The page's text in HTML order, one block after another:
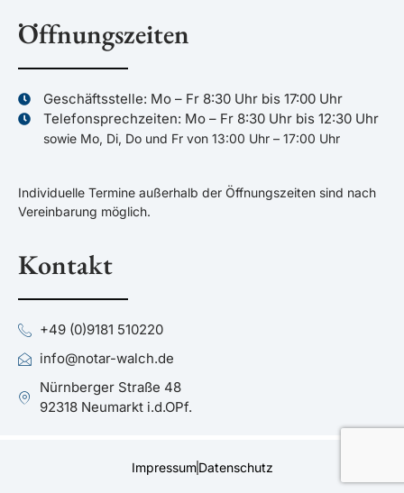
Öffnungszeiten
Geschäftsstelle: Mo – Fr 8:30 Uhr bis 17:00 Uhr
Telefonsprechzeiten: Mo – Fr 8:30 Uhr bis 12:30 Uhr
sowie Mo, Di, Do und Fr von 13:00 Uhr – 17:00 Uhr
Individuelle Termine außerhalb der Öffnungszeiten sind nach
Vereinbarung möglich.
Kontakt
+49 (0)9181 510220
info@notar-walch.de
Nürnberger Straße 48
92318 Neumarkt i.d.OPf.
Impressum Datenschutz